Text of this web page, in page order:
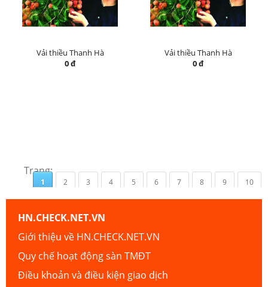
Vải thiều Thanh Hà
0 đ
Vải thiều Thanh Hà
0 đ
Trang:
1 2 3 4 5 6 7 8 9 10
HN.CHECK.NET.VN
Giới thiệu về HN.CHECK.NET.VN
Quy chế hoạt động sàn TMĐT
Điều khoản và điều kiện giao dịch